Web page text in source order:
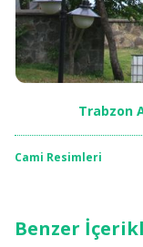
Trabzon
Cami Resimleri
Benzer